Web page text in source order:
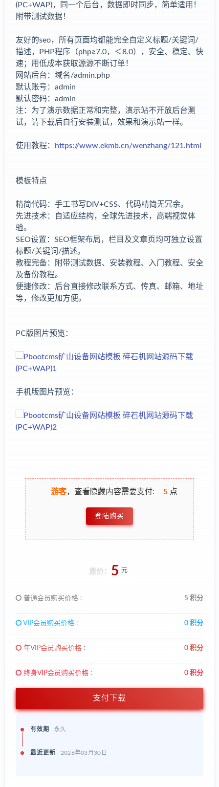
(PC+WAP)，同一个后台，数据即时同步，简单适用！
附带测试数据！
友好的seo，所有页面均都能完全自定义标题/关键词/
描述，PHP程序（php≥7.0，＜8.0），安全、稳定、快
速；用低成本获取源源不断订单！
网站后台：域名/admin.php
默认账号：admin
默认密码：admin
注：为了演示数据正常和完整，演示站不开放后台测
试，请下载后自行安装测试，效果和演示站一样。
使用教程： https://www.ekmb.cn/wenzhang/121.html
模板特点
精简代码：手工书写DIV+CSS、代码精简无冗余。
先进技术：自适应结构，全球先进技术，高端视觉体
验。
SEO设置：SEO框架布局，栏目及文章页均可独立设置
标题/关键词/描述。
教程完备：附带测试数据、安装教程、入门教程、安全
及备份教程。
便捷修改：后台直接修改联系方式、传真、邮箱、地址
等，修改更加方便。
PC版图片预览：
手机版图片预览：
游客，查看隐藏内容需要支付: 5点
登陆购买
原价： 5 元
普通会员购买价格 : 5 积分
VIP会员购买价格 : 0 积分
年VIP会员购买价格 : 0 积分
终身VIP会员购买价格 : 0 积分
支付下载
有效期 永久
最近更新 2026年03月30日